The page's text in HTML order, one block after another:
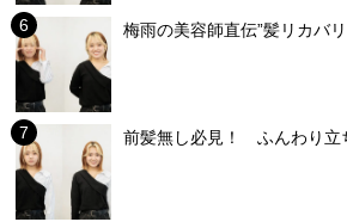
梅雨の美容師直伝”髪リカバ
前髪無し必見！ ふんわり立